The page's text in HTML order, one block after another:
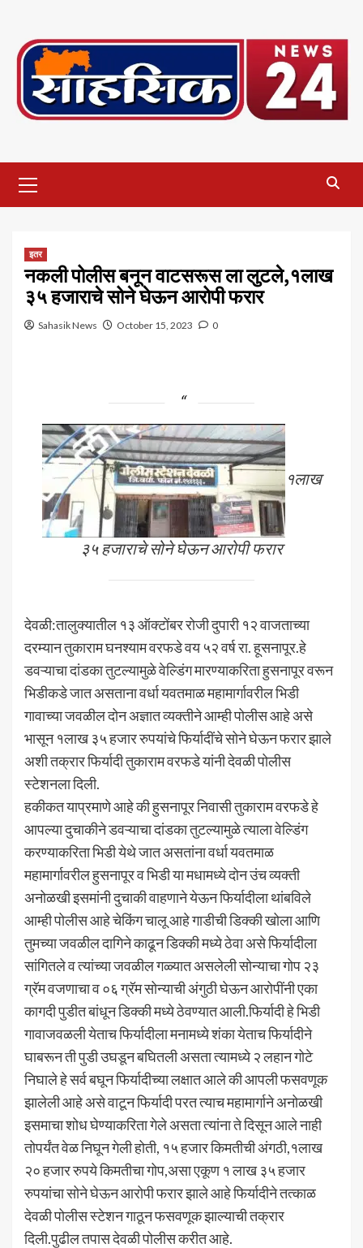
content
Menu
इतर
नकली पोलीस बनून वाटसरूस ला लुटले,१लाख
३५ हजाराचे सोने घेऊन आरोपी फरार
Sahasik News October 15, 2023 0
१लाख
३५ हजाराचे सोने घेऊन आरोपी फरार
देवळी:तालुक्यातील १३ ऑक्टोंबर रोजी दुपारी १२ वाजताच्या
दरम्यान तुकाराम घनश्याम वरफडे वय ५२ वर्ष रा. हूसनापूर.हे
डवऱ्याचा दांडका तुटल्यामुळे वेल्डिंग मारण्याकरिता हुसनापूर वरून
भिडीकडे जात असताना वर्धा यवतमाळ महामार्गावरील भिडी
गावाच्या जवळील दोन अज्ञात व्यक्तीने आम्ही पोलीस आहे असे
भासून १लाख ३५ हजार रुपयांचे फिर्यादींचे सोने घेऊन फरार झाले
अशी तक्रार फिर्यादी तुकाराम वरफडे यांनी देवळी पोलीस
स्टेशनला दिली.
हकीकत याप्रमाणे आहे की हुसनापूर निवासी तुकाराम वरफडे हे
आपल्या दुचाकीने डवऱ्याचा दांडका तुटल्यामुळे त्याला वेल्डिंग
करण्याकरिता भिडी येथे जात असतांना वर्धा यवतमाळ
महामार्गावरील हुसनापूर व भिडी या मधामध्ये दोन उंच व्यक्ती
अनोळखी इसमांनी दुचाकी वाहणाने येऊन फिर्यादीला थांबविले
आम्ही पोलीस आहे चेकिंग चालू आहे गाडीची डिक्की खोला आणि
तुमच्या जवळील दागिने काढून डिक्की मध्ये ठेवा असे फिर्यादीला
सांगितले व त्यांच्या जवळील गळ्यात असलेली सोन्याचा गोप २३
ग्रॅम वजणाचा व ०६ ग्रॅम सोन्याची अंगुठी घेऊन आरोपींनी एका
कागदी पुडीत बांधून डिक्की मध्ये ठेवण्यात आली.फिर्यादी हे भिडी
गावाजवळली येताच फिर्यादीला मनामध्ये शंका येताच फिर्यादीने
घाबरून ती पुडी उघडून बघितली असता त्यामध्ये २ लहान गोटे
निघाले हे सर्व बघून फिर्यादीच्या लक्षात आले की आपली फसवणूक
झालेली आहे असे वाटून फिर्यादी परत त्याच महामार्गाने अनोळखी
इसमाचा शोध घेण्याकरिता गेले असता त्यांना ते दिसून आले नाही
तोपर्यंत वेळ निघून गेली होती, १५ हजार किमतीची अंगठी,१लाख
२० हजार रुपये किमतीचा गोप,असा एकूण १ लाख ३५ हजार
रुपयांचा सोने घेऊन आरोपी फरार झाले आहे फिर्यादीने तत्काळ
देवळी पोलीस स्टेशन गाठून फसवणूक झाल्याची तक्रार
दिली.पुढील तपास देवळी पोलीस करीत आहे.